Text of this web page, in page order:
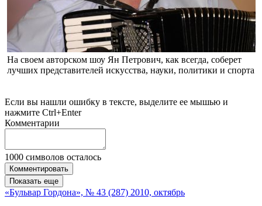
На своем авторском шоу Ян Петрович, как всегда, соберет
лучших представителей искусства, науки, политики и спорта
Если вы нашли ошибку в тексте, выделите ее мышью и
нажмите Ctrl+Enter
Комментарии
1000 символов осталось
Комментировать
Показать еще
«Бульвар Гордона», № 43 (287) 2010, октябрь